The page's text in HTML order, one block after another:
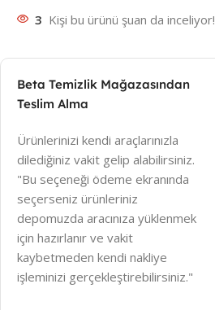
3 Kişi bu ürünü şuan da inceliyor!
Beta Temizlik Mağazasından
Teslim Alma
Ürünlerinizi kendi araçlarınızla
dilediğiniz vakit gelip alabilirsiniz.
"Bu seçeneği ödeme ekranında
seçerseniz ürünleriniz
depomuzda aracınıza yüklenmek
için hazırlanır ve vakit
kaybetmeden kendi nakliye
işleminizi gerçekleştirebilirsiniz."